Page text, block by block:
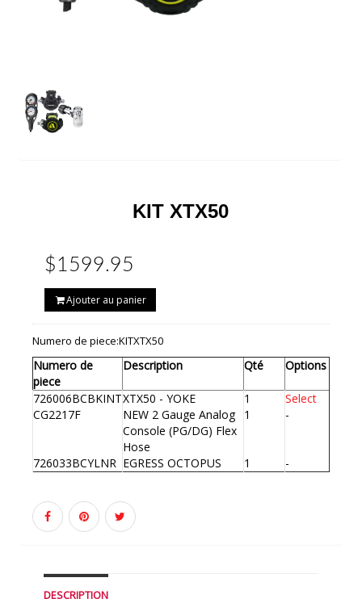
KIT XTX50
$1599.95
Ajouter au panier
Numero de piece:KITXTX50
Numero de
piece
Description Qté Options
726006BCBKINTXTX50 - YOKE 1
Select
CG2217F
NEW 2 Gauge Analog
Console (PG/DG) Flex
Hose
1 -
726033BCYLNR EGRESS OCTOPUS 1 -
DESCRIPTION